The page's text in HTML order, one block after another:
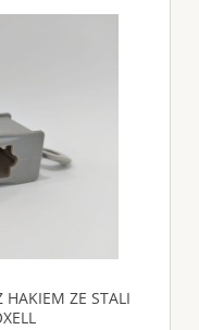
HAKIEM ZE STALI